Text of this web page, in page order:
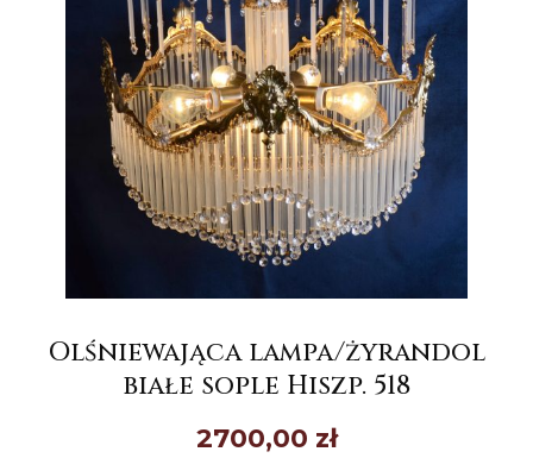
Olśniewająca lampa/żyrandol
białe sople Hiszp. 518
2700,00 zł